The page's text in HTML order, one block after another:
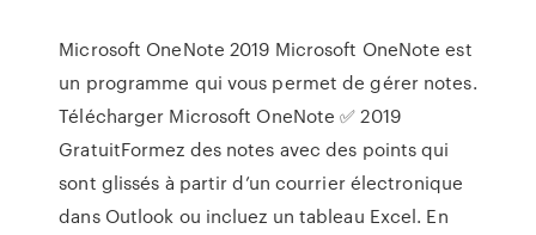
Microsoft OneNote 2019 Microsoft OneNote est
un programme qui vous permet de gérer notes.
Télécharger Microsoft OneNote ✅ 2019
GratuitFormez des notes avec des points qui
sont glissés à partir d’un courrier électronique
dans Outlook ou incluez un tableau Excel. En